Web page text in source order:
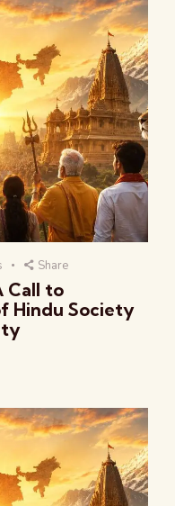
Share
Call to
Hindu Society